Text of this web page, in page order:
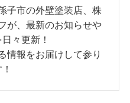
子市の外壁塗装店、株
が、最新のお知らせや
々更新！
情報をお届けして参り